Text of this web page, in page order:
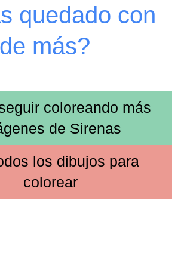
quedado con
más?
coloreando más
de Sirenas
los dibujos para
colorear